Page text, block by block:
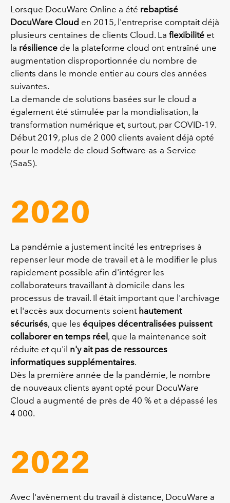
Lorsque DocuWare Online a été rebaptisé
DocuWare Cloud en 2015, l'entreprise comptait déjà
plusieurs centaines de clients Cloud. La flexibilité et
la résilience de la plateforme cloud ont entraîné une
augmentation disproportionnée du nombre de
clients dans le monde entier au cours des années
suivantes.
La demande de solutions basées sur le cloud a
également été stimulée par la mondialisation, la
transformation numérique et, surtout, par COVID-19.
Début 2019, plus de 2 000 clients avaient déjà opté
pour le modèle de cloud Software-as-a-Service
(SaaS).
2020
La pandémie a justement incité les entreprises à
repenser leur mode de travail et à le modifier le plus
rapidement possible afin d'intégrer les
collaborateurs travaillant à domicile dans les
processus de travail. Il était important que l'archivage
et l'accès aux documents soient hautement
sécurisés, que les équipes décentralisées puissent
collaborer en temps réel , que la maintenance soit
réduite et qu'il n'y ait pas de ressources
informatiques supplémentaires.
Dès la première année de la pandémie, le nombre
de nouveaux clients ayant opté pour DocuWare
Cloud a augmenté de près de 40 % et a dépassé les
4 000.
2022
Avec l'avènement du travail à distance, DocuWare a